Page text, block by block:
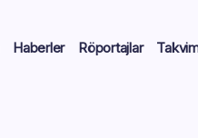
Haberler Röportajlar